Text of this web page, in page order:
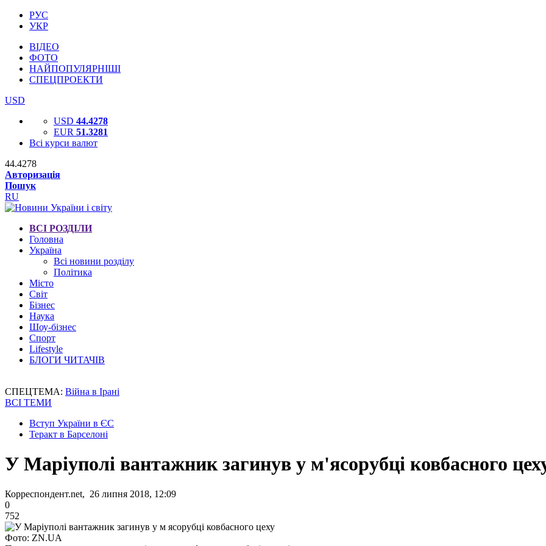
РУС
УКР
ВІДЕО
ФОТО
НАЙПОПУЛЯРНІШІ
СПЕЦПРОЕКТИ
USD
USD 44.4278
EUR 51.3281
Всі курси валют
44.4278
Авторизація
Пошук
RU
ВСІ РОЗДІЛИ
Головна
Україна
Всі новини розділу
Політика
Місто
Світ
Бізнес
Наука
Шоу-бізнес
Спорт
Lifestyle
БЛОГИ ЧИТАЧІВ
СПЕЦТЕМА: Війна в Ірані
ВСІ ТЕМИ
Вступ України в ЄС
Теракт в Барселоні
У Маріуполі вантажник загинув у м'ясорубці ковбасного
Корреспондент.net, 26 липня 2018, 12:09
0
752
Фото: ZN.UA